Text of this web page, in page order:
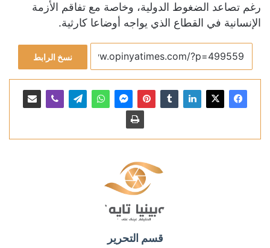
رغم تصاعد الضغوط الدولية، وخاصة مع تفاقم الأزمة
الإنسانية في القطاع الذي يواجه أوضاعا كارثية.
نسخ الرابط
قسم التحرير